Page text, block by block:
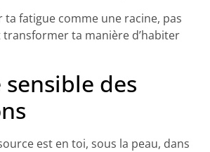
fatigue comme une racine, pas
ta manière d’habiter
sensible des
est en toi, sous la peau, dans